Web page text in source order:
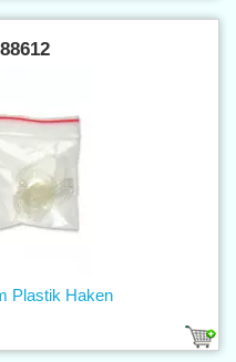
88612
Plastik Haken